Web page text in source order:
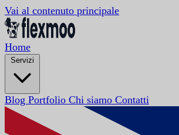
Vai al contenuto principale
Home
Servizi
Blog Portfolio Chi siamo Contatti